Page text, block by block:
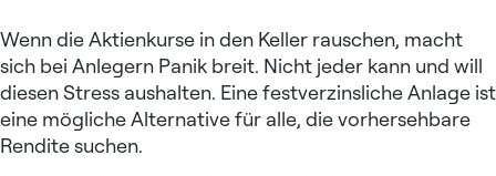
Wenn die Aktienkurse in den Keller rauschen, macht
sich bei Anlegern Panik breit. Nicht jeder kann und will
diesen Stress aushalten. Eine festverzinsliche Anlage ist
eine mögliche Alternative für alle, die vorhersehbare
Rendite suchen.